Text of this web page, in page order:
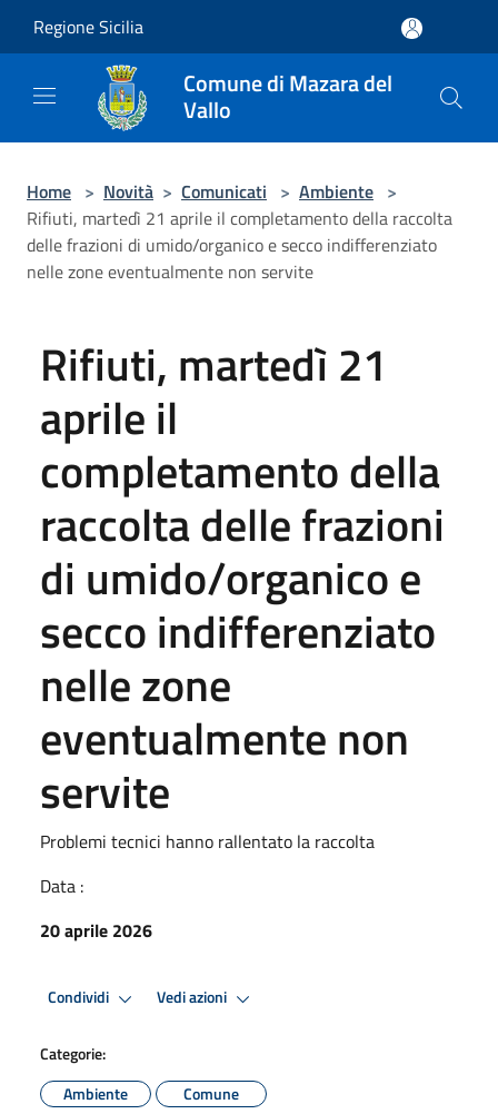
Regione Sicilia
Comune di Mazara del
Vallo
Home > Novità > Comunicati > Ambiente >
Rifiuti, martedì 21 aprile il completamento della raccolta
delle frazioni di umido/organico e secco indifferenziato
nelle zone eventualmente non servite
Rifiuti, martedì 21
aprile il
completamento della
raccolta delle frazioni
di umido/organico e
secco indifferenziato
nelle zone
eventualmente non
servite
Problemi tecnici hanno rallentato la raccolta
Data :
20 aprile 2026
Condividi Vedi azioni
Categorie:
Ambiente
Comune